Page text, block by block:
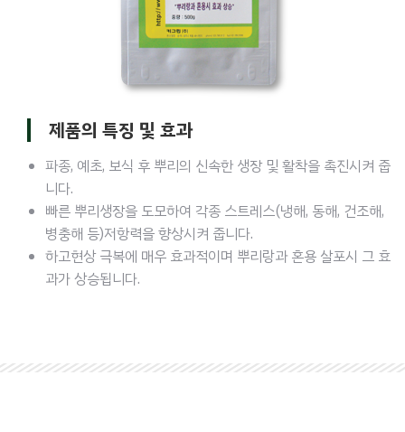
제품의 특징 및 효과
파종, 예초, 보식 후 뿌리의 신속한 생장 및 활착을 촉진시켜 줍
니다.
빠른 뿌리생장을 도모하여 각종 스트레스(냉해, 동해, 건조해,
병충해 등)저항력을 향상시켜 줍니다.
하고현상 극복에 매우 효과적이며 뿌리랑과 혼용 살포시 그 효
과가 상승됩니다.